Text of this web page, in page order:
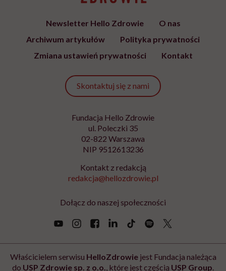
Newsletter Hello Zdrowie
O nas
Archiwum artykułów
Polityka prywatności
Zmiana ustawień prywatności
Kontakt
Skontaktuj się z nami
Fundacja Hello Zdrowie
ul. Poleczki 35
02-822 Warszawa
NIP 9512613236
Kontakt z redakcją
redakcja@hellozdrowie.pl
Dołącz do naszej społeczności
Właścicielem serwisu HelloZdrowiejest Fundacja należąca
do USP Zdrowie sp. z o.o., które jest częścią USP Group.